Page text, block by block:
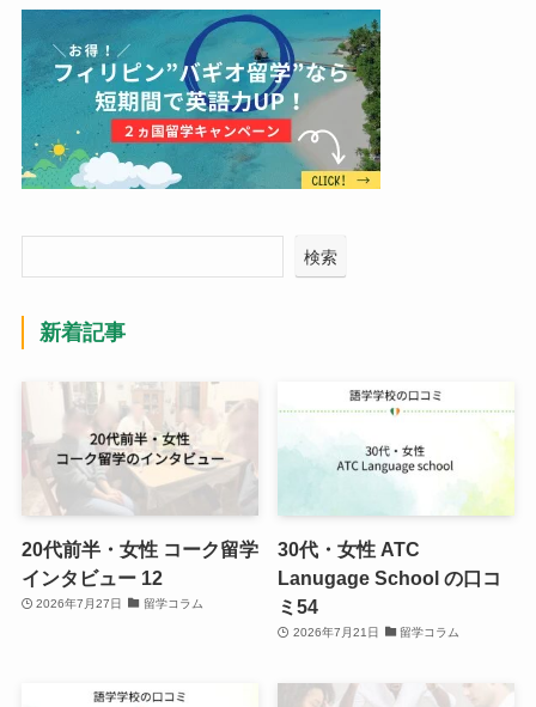
検索
新着記事
20代前半・女性 コーク留学
インタビュー 12
2026年7月27日 留学コラム
30代・女性 ATC
Lanugage School の口コ
ミ54
2026年7月21日 留学コラム